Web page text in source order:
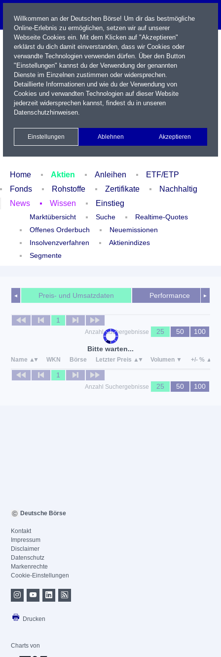
Name / WKN / ISIN / Kürzel
Xetra Realtime
Watchlist Portfolio Login
Home Aktien Anleihen
ETF/ETP
Fonds
Rohstoffe Zertifikate
Nachhaltig
News
Wissen Einstieg
Marktübersicht Suche
Realtime-Quotes
Offenes Orderbuch
Neuemissionen
Insolvenzverfahren
Aktienindizes
Segmente
Bitte warten...
◄ ►
Preis- und Umsatzdaten Performance
1
Anzahl Suchergebnisse 25 50 100
Name WKN Börse Letzter Preis Volumen +/- %
1
Anzahl Suchergebnisse 25 50 100
Willkommen an der Deutschen Börse! Um dir das bestmögliche
Online-Erlebnis zu ermöglichen, setzen wir auf unserer
Webseite Cookies ein. Mit dem Klicken auf "Akzeptieren"
erklärst du dich damit einverstanden, dass wir Cookies oder
verwandte Technologien verwenden dürfen. Über den Button
"Einstellungen" kannst du der Verwendung der genannten
Dienste im Einzelnen zustimmen oder widersprechen.
Detaillierte Informationen und wie du der Verwendung von
Cookies und verwandten Technologien auf dieser Website
jederzeit widersprechen kannst, findest du in unseren
Datenschutzhinweisen.
Einstellungen Ablehnen Akzeptieren
Deutsche Börse
Kontakt
Impressum
Disclaimer
Datenschutz
Markenrechte
Cookie-Einstellungen
Drucken
Charts von